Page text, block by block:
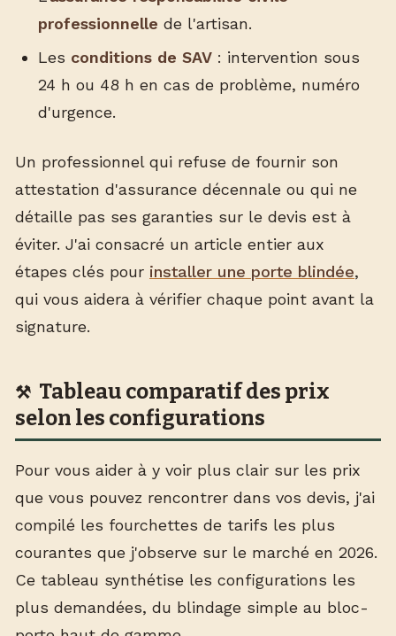
professionnelle de l'artisan.
Les conditions de SAV: intervention sous
24 h ou 48 h en cas de problème, numéro
d'urgence.
Un professionnel qui refuse de fournir son
attestation d'assurance décennale ou qui ne
détaille pas ses garanties sur le devis est à
éviter. J'ai consacré un article entier aux
étapes clés pour installer une porte blindée,
qui vous aidera à vérifier chaque point avant la
signature.
Tableau comparatif des prix
selon les configurations
Pour vous aider à y voir plus clair sur les prix
que vous pouvez rencontrer dans vos devis, j'ai
compilé les fourchettes de tarifs les plus
courantes que j'observe sur le marché en 2026.
Ce tableau synthétise les configurations les
plus demandées, du blindage simple au bloc-